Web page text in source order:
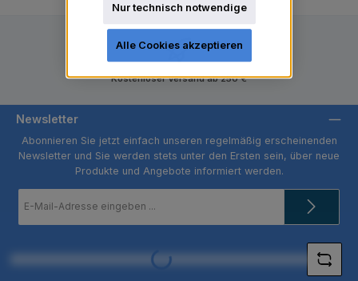
Kostenloser Versand ab 250 €
Newsletter
Abonnieren Sie jetzt einfach unseren regelmäßig erscheinenden
Newsletter und Sie werden stets unter den Ersten sein, über neue
Produkte und Angebote informiert werden.
Mail-
Loading...
Nur technisch notwendige
Alle Cookies akzeptieren